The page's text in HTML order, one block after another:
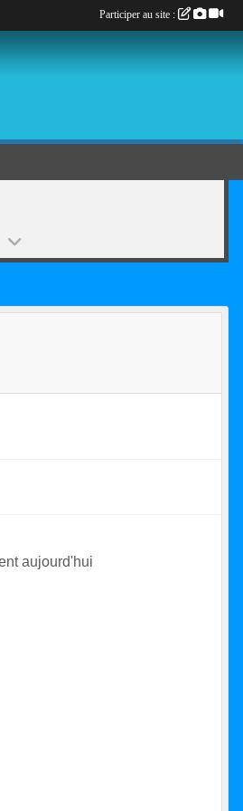
aujourd'hui
Participer au site :